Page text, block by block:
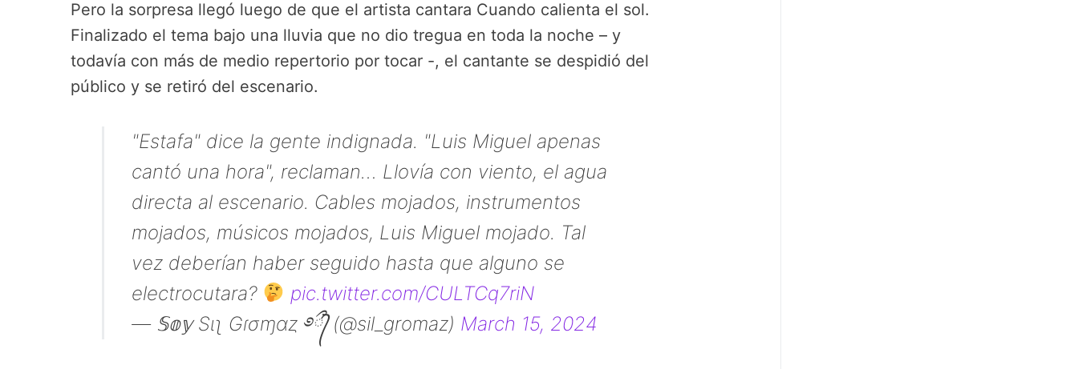
Pero la sorpresa llegó luego de que el artista cantara Cuando calienta el sol.
Finalizado el tema bajo una lluvia que no dio tregua en toda la noche – y
todavía con más de medio repertorio por tocar -, el cantante se despidió del
público y se retiró del escenario.
"Estafa" dice la gente indignada. "Luis Miguel apenas
cantó una hora", reclaman… Llovía con viento, el agua
directa al escenario. Cables mojados, instrumentos
mojados, músicos mojados, Luis Miguel mojado. Tal
vez deberían haber seguido hasta que alguno se
electrocutara?
pic.twitter.com/CULTCq7riN
— 𝕊𝕠𝕪 Sιʅ Gɾσɱαȥ ࿔᭄ྀ (@sil_gromaz) March 15, 2024